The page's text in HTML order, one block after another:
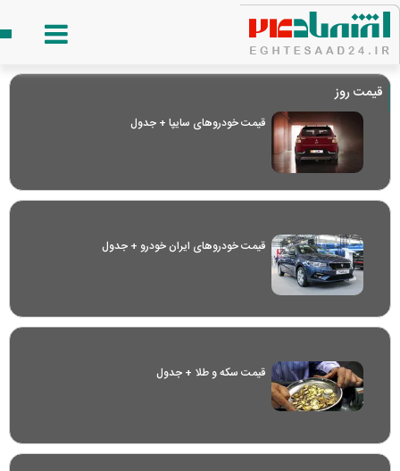
قیمت روز
قیمت خودرو‌های سایپا + جدول
قیمت خودرو‌های ایران خودرو + جدول
قیمت سکه و طلا + جدول